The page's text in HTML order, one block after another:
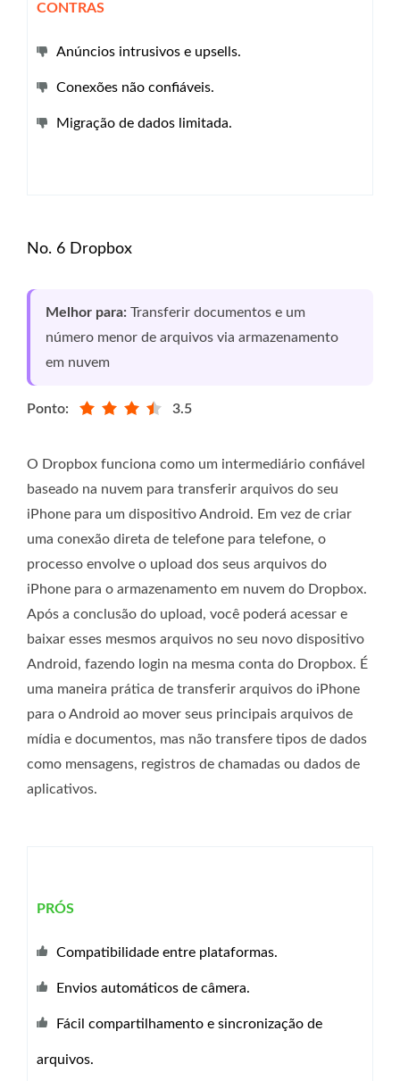
CONTRAS
Anúncios intrusivos e upsells.
Conexões não confiáveis.
Migração de dados limitada.
No. 6 Dropbox
Melhor para: Transferir documentos e um
número menor de arquivos via armazenamento
em nuvem
Ponto: 3.5
O Dropbox funciona como um intermediário confiável
baseado na nuvem para transferir arquivos do seu
iPhone para um dispositivo Android. Em vez de criar
uma conexão direta de telefone para telefone, o
processo envolve o upload dos seus arquivos do
iPhone para o armazenamento em nuvem do Dropbox.
Após a conclusão do upload, você poderá acessar e
baixar esses mesmos arquivos no seu novo dispositivo
Android, fazendo login na mesma conta do Dropbox. É
uma maneira prática de transferir arquivos do iPhone
para o Android ao mover seus principais arquivos de
mídia e documentos, mas não transfere tipos de dados
como mensagens, registros de chamadas ou dados de
aplicativos.
PRÓS
Compatibilidade entre plataformas.
Envios automáticos de câmera.
Fácil compartilhamento e sincronização de
arquivos.